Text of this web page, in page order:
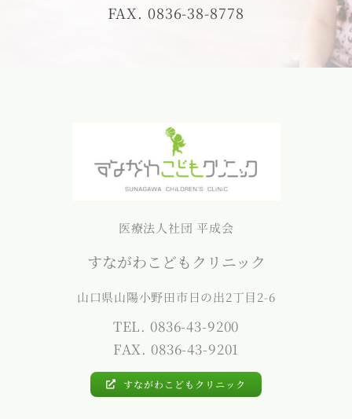
FAX. 0836-38-8778
医療法人社団 平成会
すながわこどもクリニック
山口県山陽小野田市日の出2丁目2-6
TEL. 0836-43-9200
FAX. 0836-43-9201
すながわこどもクリニック